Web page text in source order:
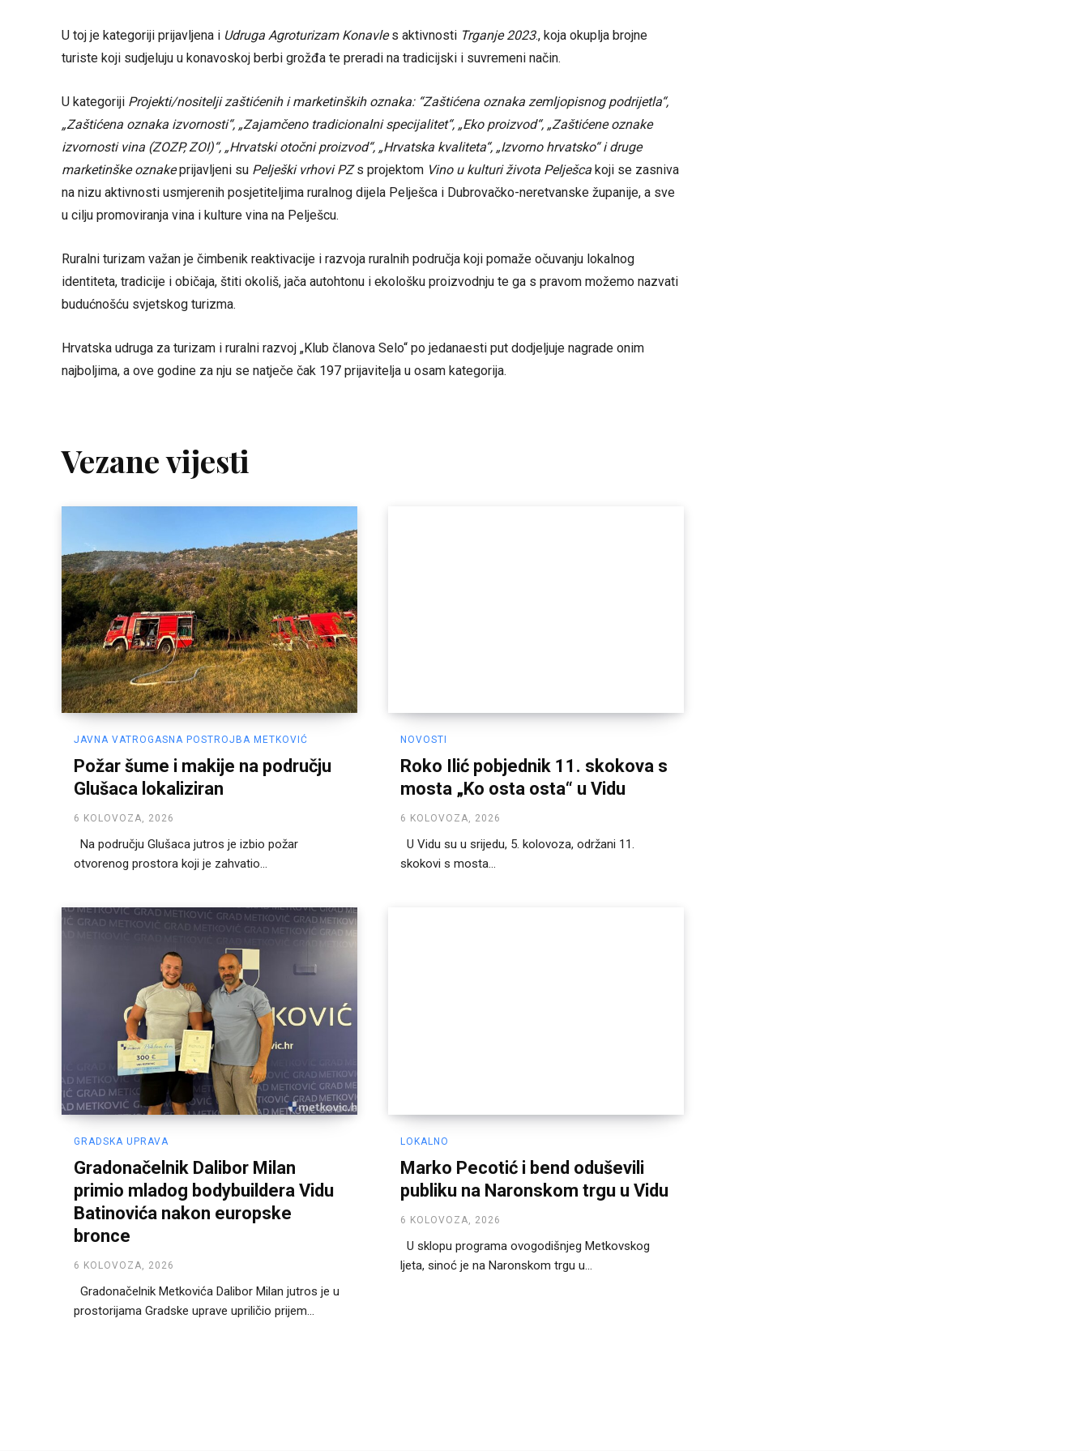
U toj je kategoriji prijavljena i Udruga Agroturizam Konavles aktivnosti Trganje 2023., koja okuplja brojne
turiste koji sudjeluju u konavoskoj berbi grožđa te preradi na tradicijski i suvremeni način.
U kategoriji Projekti/nositelji zaštićenih i marketinških oznaka: “Zaštićena oznaka zemljopisnog podrijetla“,
„Zaštićena oznaka izvornosti“, „Zajamčeno tradicionalni specijalitet“, „Eko proizvod“, „Zaštićene oznake
izvornosti vina (ZOZP, ZOI)“, „Hrvatski otočni proizvod“, „Hrvatska kvaliteta“, „Izvorno hrvatsko“ i druge
marketinške oznakeprijavljeni su Pelješki vrhovi PZs projektom Vino u kulturi života Pelješca koji se zasniva
na nizu aktivnosti usmjerenih posjetiteljima ruralnog dijela Pelješca i Dubrovačko-neretvanske županije, a sve
u cilju promoviranja vina i kulture vina na Pelješcu.
Ruralni turizam važan je čimbenik reaktivacije i razvoja ruralnih područja koji pomaže očuvanju lokalnog
identiteta, tradicije i običaja, štiti okoliš, jača autohtonu i ekološku proizvodnju te ga s pravom možemo nazvati
budućnošću svjetskog turizma.
Hrvatska udruga za turizam i ruralni razvoj „Klub članova Selo“ po jedanaesti put dodjeljuje nagrade onim
najboljima, a ove godine za nju se natječe čak 197 prijavitelja u osam kategorija.
Vezane vijesti
JAVNA VATROGASNA POSTROJBA METKOVIĆ
Požar šume i makije na području
Glušaca lokaliziran
6 KOLOVOZA, 2026
Na području Glušaca jutros je izbio požar
otvorenog prostora koji je zahvatio...
NOVOSTI
Roko Ilić pobjednik 11. skokova s
mosta „Ko osta osta“ u Vidu
6 KOLOVOZA, 2026
U Vidu su u srijedu, 5. kolovoza, održani 11.
skokovi s mosta...
GRADSKA UPRAVA
Gradonačelnik Dalibor Milan
primio mladog bodybuildera Vidu
Batinovića nakon europske
bronce
6 KOLOVOZA, 2026
Gradonačelnik Metkovića Dalibor Milan jutros je u
prostorijama Gradske uprave upriličio prijem...
LOKALNO
Marko Pecotić i bend oduševili
publiku na Naronskom trgu u Vidu
6 KOLOVOZA, 2026
U sklopu programa ovogodišnjeg Metkovskog
ljeta, sinoć je na Naronskom trgu u...